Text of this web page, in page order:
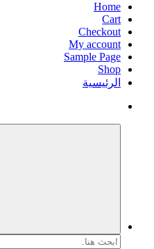
Home
Cart
Checkout
My account
Sample Page
Shop
الرئيسية
البحث